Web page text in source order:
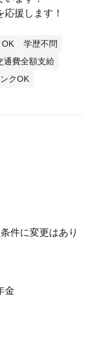
援します！
OK
学歴不問
通費全額支給
クOK
件に変更はあり
金